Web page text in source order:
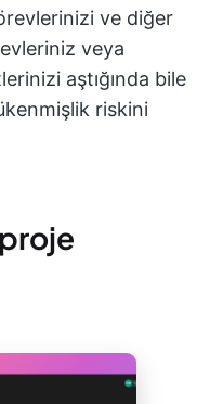
ve diğer
veya
aştığında bile
riskini